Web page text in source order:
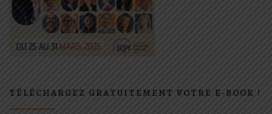
TÉLÉCHARGEZ GRATUITEMENT VOTRE E-BOOK !